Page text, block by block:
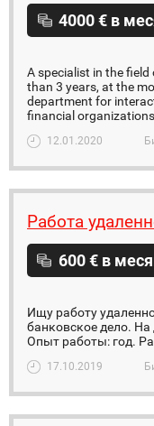
4000 € в
A specialist in the
than 3 years, at the
department for
financial
12.01.2020
Работа
600 € в
Ищу работу
банковское дело.
Опыт работы: год.
17.10.2019